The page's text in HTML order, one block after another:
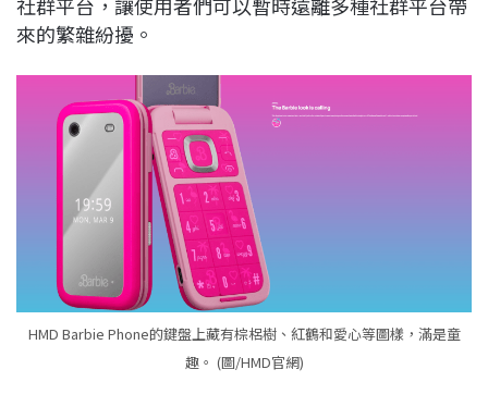
社群平台，讓使用者們可以暫時遠離多種社群平台帶
來的繁雜紛擾。
HMD Barbie Phone的鍵盤上藏有棕梠樹、紅鶴和愛心等圖樣，滿是童
趣。 (圖/HMD官網)